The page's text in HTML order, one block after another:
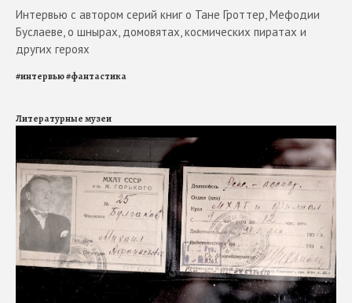
Интервью с автором серий книг о Тане Гроттер, Мефодии
Буслаеве, о шнырах, домовятах, космических пиратах и
других героях
#интервью#фантастика
Литературные музеи